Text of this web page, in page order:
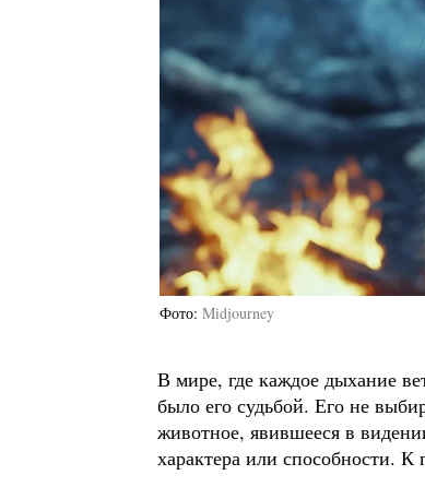
Фото Midjourney
В мире, где каждое дыхание
было его судьбой. Его не
животное, явившееся в
характера или способности.